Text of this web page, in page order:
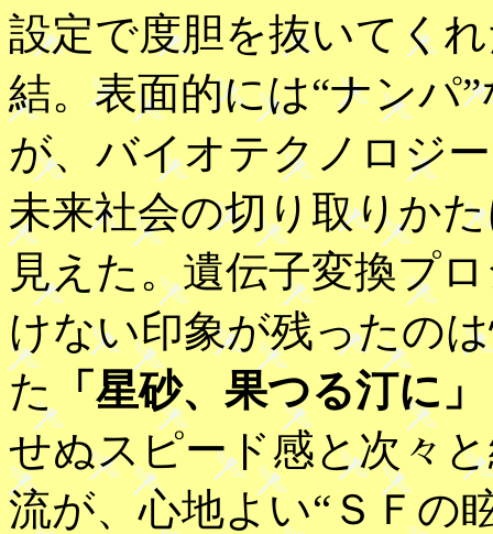
設定で度胆を抜いてく
結。表面的には“ナンパ
が、バイオテクノロジ
未来社会の切り取りか
見えた。遺伝子変換プ
けない印象が残ったの
た
「星砂、果つる汀に」
せぬスピード感と次々
流が、心地よい“ＳＦの